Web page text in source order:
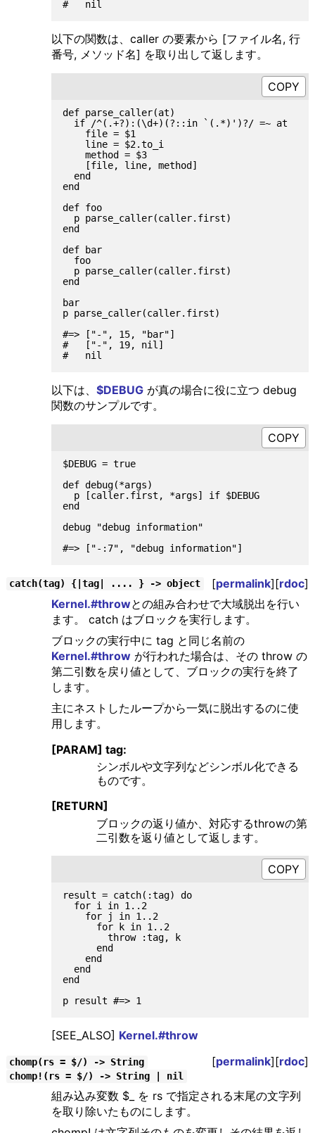
以下の関数は、caller の要素から [ファイル名, 行
番号, メソッド名] を取り出して返します。
def parse_caller(at)
  if /^(.+?):(\d+)(?::in `(.*)')?/ =~ at
    file = $1
    line = $2.to_i
    method = $3
    [file, line, method]
  end
end
def foo
  p parse_caller(caller.first)
end
def bar
  foo
  p parse_caller(caller.first)
end
bar
p parse_caller(caller.first)
#=> ["-", 15, "bar"]
#   ["-", 19, nil]
以下は、 $DEBUGが真の場合に役に立つ debug
関数のサンプルです。
$DEBUG = true
def debug(*args)
  p [caller.first, *args] if $DEBUG
end
debug "debug information"
catch(tag) {|tag| .... } -> object [permalink][rdoc]
Kernel.#throwとの組み合わせで大域脱出を行い
ます。 catch はブロックを実行します。
ブロックの実行中に tag と同じ名前の
Kernel.#throwが行われた場合は、その throw の
第二引数を戻り値として、ブロックの実行を終了
します。
主にネストしたループから一気に脱出するのに使
用します。
[PARAM] tag:
シンボルや文字列などシンボル化できる
ものです。
[RETURN]
ブロックの返り値か、対応するthrowの第
二引数を返り値として返します。
result = catch(:tag) do
  for i in 1..2
    for j in 1..2
      for k in 1..2
        throw :tag, k
      end
    end
  end
end
[SEE_ALSO] Kernel.#throw
chomp(rs = $/) -> String [permalink][rdoc]
chomp!(rs = $/) -> String | nil
組み込み変数 $_ を rs で指定される末尾の文字列
を取り除いたものにします。